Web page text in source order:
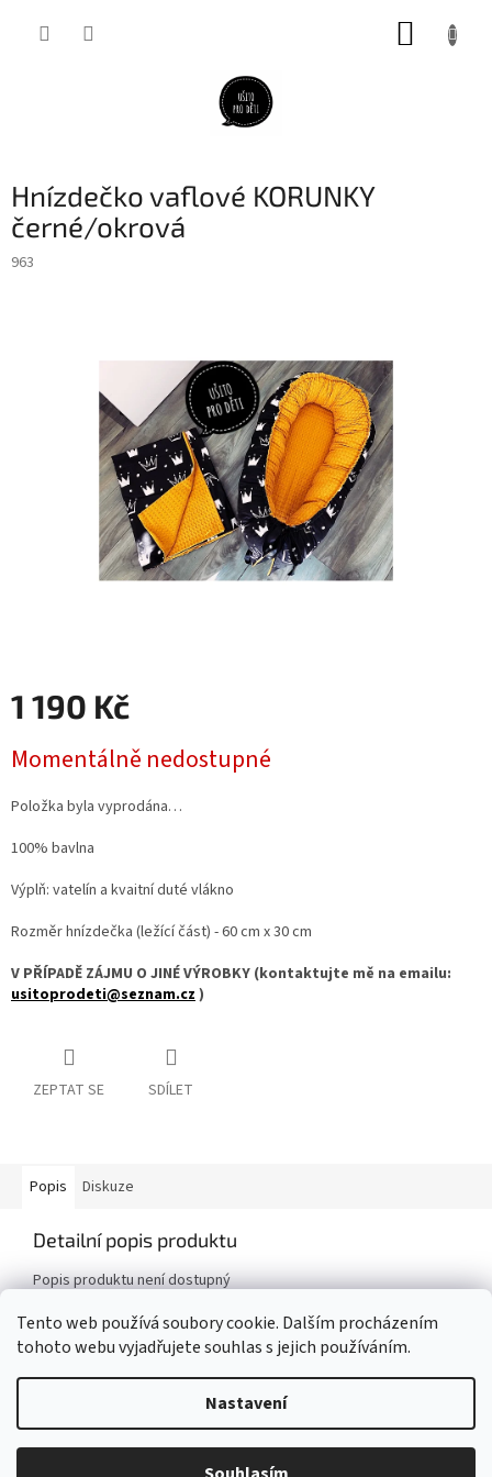
Tento web používá soubory cookie. Dalším procházením
tohoto webu vyjadřujete souhlas s jejich používáním.
Nastavení
Potřebujete poradit? Nebo potřebujete kombinaci dle Vašeho přání?
Hnízdečko vaflové KORUNKY
černé/okrová
963
1 190 Kč
cena:
Momentálně nedostupné
Položka byla vyprodána…
100% bavlna
Výplň: vatelín a kvaitní duté vlákno
Rozměr hnízdečka (ležící část) - 60 cm x 30 cm
V PŘÍPADĚ ZÁJMU O JINÉ VÝROBKY (kontaktujte mě na emailu:
usitoprodeti@seznam.cz)
ZEPTAT SE SDÍLET
Popis Diskuze
Detailní popis produktu
Popis produktu není dostupný
Vytvořil Shoptet